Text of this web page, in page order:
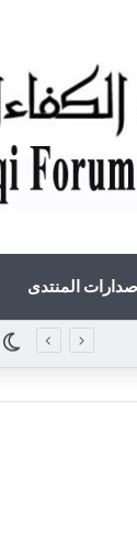
المنتدى